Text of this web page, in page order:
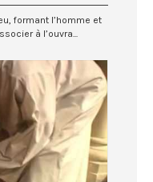
formant l’homme et
les associer à l’ouvra...